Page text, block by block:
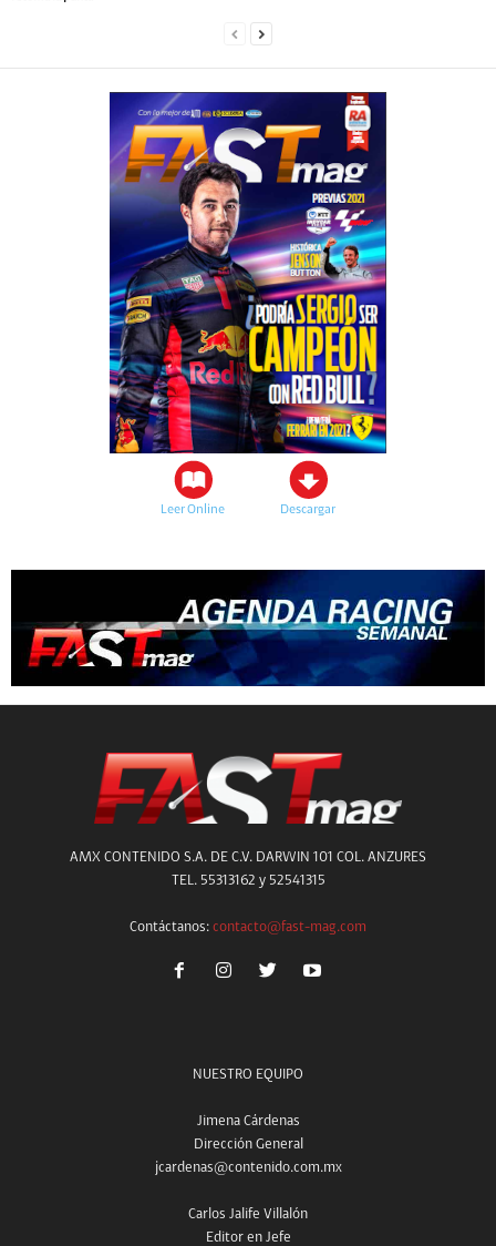
Leer Online Descargar
AMX CONTENIDO S.A. DE C.V. DARWIN 101 COL. ANZURES
TEL. 55313162 y 52541315
Contáctanos: contacto@fast-mag.com
NUESTRO EQUIPO
Jimena Cárdenas
Dirección General
jcardenas@contenido.com.mx
Carlos Jalife Villalón
Editor en Jefe